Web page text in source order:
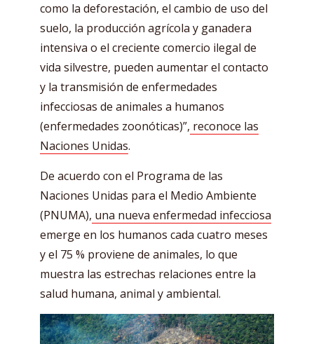
como la deforestación, el cambio de uso del
suelo, la producción agrícola y ganadera
intensiva o el creciente comercio ilegal de
vida silvestre, pueden aumentar el contacto
y la transmisión de enfermedades
infecciosas de animales a humanos
(enfermedades zoonóticas)”, reconoce las
Naciones Unidas.
De acuerdo con el Programa de las
Naciones Unidas para el Medio Ambiente
(PNUMA), una nueva enfermedad infecciosa
emerge en los humanos cada cuatro meses
y el 75 % proviene de animales, lo que
muestra las estrechas relaciones entre la
salud humana, animal y ambiental.